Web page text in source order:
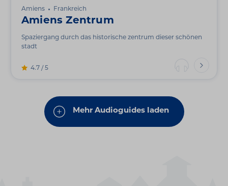
Amiens Frankreich
Amiens Zentrum
Spaziergang durch das historische zentrum dieser schönen
stadt
4.7 / 5
Mehr Audioguides laden